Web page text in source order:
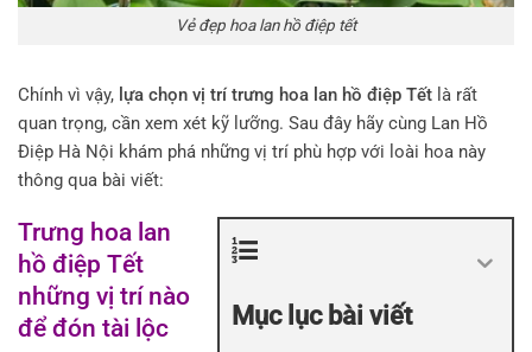
Vẻ đẹp hoa lan hồ điệp tết
Chính vì vậy, lựa chọn vị trí trưng hoa lan hồ điệp Tết là rất
quan trọng, cần xem xét kỹ lưỡng. Sau đây hãy cùng Lan Hồ
Điệp Hà Nội khám phá những vị trí phù hợp với loài hoa này
thông qua bài viết:
Mục lục bài viết
Trưng hoa lan
hồ điệp Tết
những vị trí nào
để đón tài lộc